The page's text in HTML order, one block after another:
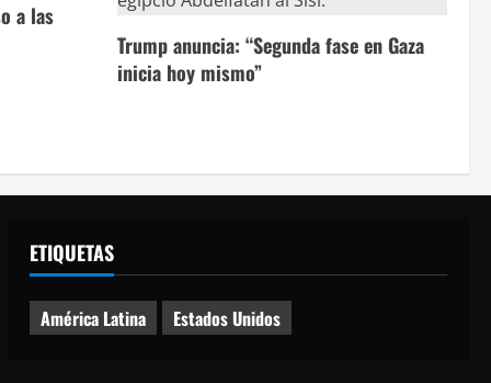
a las
Trump anuncia: “Segunda fase en Gaza
inicia hoy mismo”
ETIQUETAS
América Latina Estados Unidos